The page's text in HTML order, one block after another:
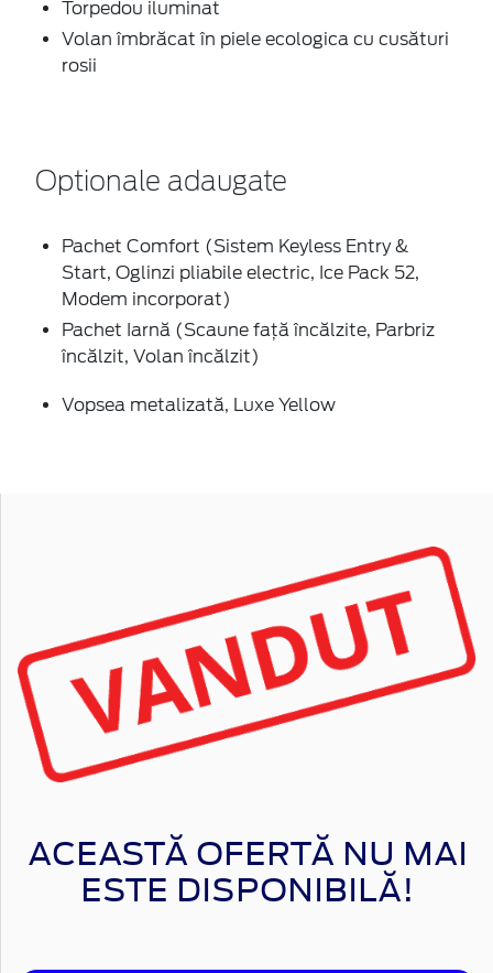
Torpedou iluminat
Volan îmbrăcat în piele ecologica cu cusături
rosii
Optionale adaugate
Pachet Comfort (Sistem Keyless Entry &
Start, Oglinzi pliabile electric, Ice Pack 52,
Modem incorporat)
Pachet Iarnă (Scaune față încălzite, Parbriz
încălzit, Volan încălzit)
Vopsea metalizată, Luxe Yellow
ACEASTĂ OFERTĂ NU MAI
ESTE DISPONIBILĂ!